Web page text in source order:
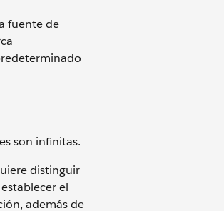
fuente de
son infinitas.
distinguir
el
además de